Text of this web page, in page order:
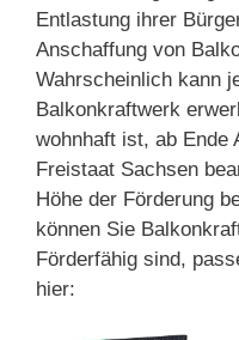
Entlastung ihrer
Anschaffung von
Wahrscheinlich kann
Balkonkraftwerk
wohnhaft ist, ab Ende
Freistaat Sachsen
Höhe der Förderung
können Sie
Förderfähig sind,
hier: